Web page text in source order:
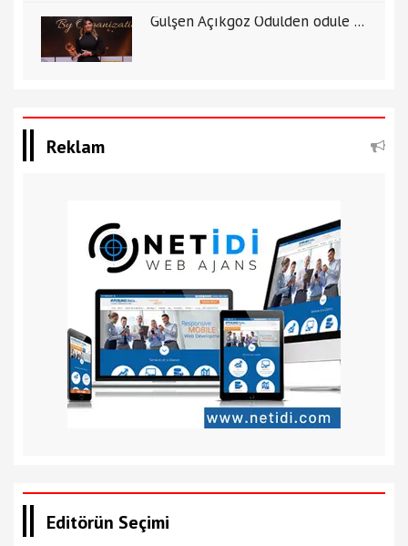
Gülşen Açıkgöz Ödülden ödüle ...
Reklam
Editörün Seçimi